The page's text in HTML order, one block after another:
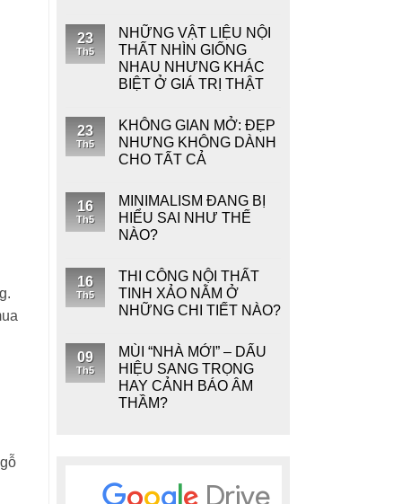
23
Th5
NHỮNG VẬT LIỆU NỘI
THẤT NHÌN GIỐNG
NHAU NHƯNG KHÁC
BIỆT Ở GIÁ TRỊ THẬT
23
Th5
KHÔNG GIAN MỞ: ĐẸP
NHƯNG KHÔNG DÀNH
CHO TẤT CẢ
16
Th5
MINIMALISM ĐANG BỊ
HIỂU SAI NHƯ THẾ
NÀO?
16
Th5
THI CÔNG NỘI THẤT
TINH XẢO NẰM Ở
NHỮNG CHI TIẾT NÀO?
09
Th5
MÙI “NHÀ MỚI” – DẤU
HIỆU SANG TRỌNG
HAY CẢNH BÁO ÂM
THẦM?